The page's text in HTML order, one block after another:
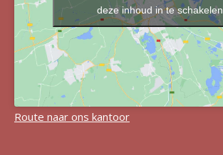
deze inhoud in te schakelen
Route naar ons kantoor